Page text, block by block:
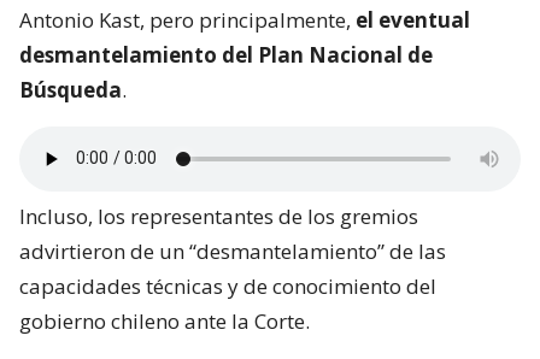
Antonio Kast, pero principalmente, el eventual
desmantelamiento del Plan Nacional de
Búsqueda.
Incluso, los representantes de los gremios
advirtieron de un “desmantelamiento” de las
capacidades técnicas y de conocimiento del
gobierno chileno ante la Corte.